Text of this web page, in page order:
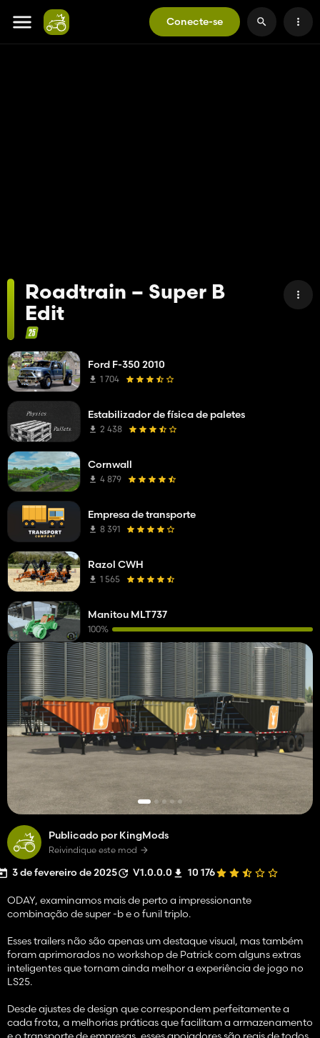
Conecte-se
Roadtrain – Super B
Edit
Publicado por KingMods
Reivindique este mod
3 de fevereiro de 2025 V1.0.0.0 10 176
ODAY, examinamos mais de perto a impressionante
combinação de super -b e o funil triplo.
Esses trailers não são apenas um destaque visual, mas também
foram aprimorados no workshop de Patrick com alguns extras
inteligentes que tornam ainda melhor a experiência de jogo no
LS25.
Desde ajustes de design que correspondem perfeitamente a
cada frota, a melhorias práticas que facilitam a armazenamento
Ford F-350 2010
1 704
Estabilizador de física de paletes
2 438
Cornwall
4 879
Empresa de transporte
8 391
Razol CWH
1 565
Manitou MLT737
100%